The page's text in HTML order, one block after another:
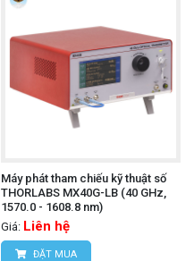
Máy phát tham chiếu kỹ thuật số
THORLABS MX40G-LB (40 GHz,
1570.0 - 1608.8 nm)
Giá: Liên hệ
ĐẶT MUA